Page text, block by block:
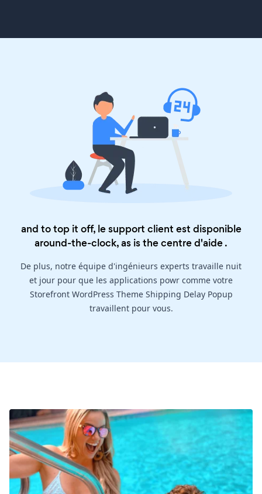
and to top it off, le support client est disponible
around-the-clock, as is thecentre d'aide.
De plus, notre équipe d'ingénieurs experts travaille nuit
et jour pour que les applications powr comme votre
Storefront WordPress Theme Shipping Delay Popup
travaillent pour vous.